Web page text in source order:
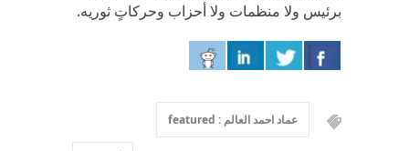
برئيس ولا منظمات ولا أحزاب وحركاتٍ ثوريه.
عماد احمد العالم : featured